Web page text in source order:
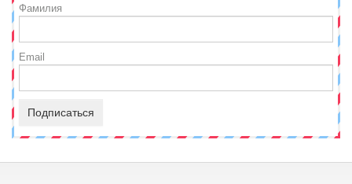
Фамилия
Email
Подписаться